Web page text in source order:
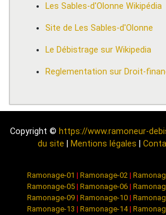
Les Sables-d'Olonne Wikipédia
Site de Les Sables-d'Olonne
Le Débistrage sur Wikipedia
Reglementation sur Droit-
Copyright © https://www.ramoneur-
du site
Mentions légales
Ramonage-01 | Ramonage-02|
Ramonage-05| Ramonage-06|
Ramonage-09| Ramonage-10|
Ramonage-13 | Ramonage-14|